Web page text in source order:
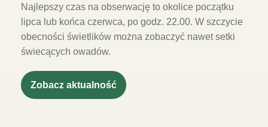
Najlepszy czas na obserwację to okolice początku
lipca lub końca czerwca, po godz. 22.00. W szczycie
obecności świetlików można zobaczyć nawet setki
świecących owadów.
Zobacz aktualność